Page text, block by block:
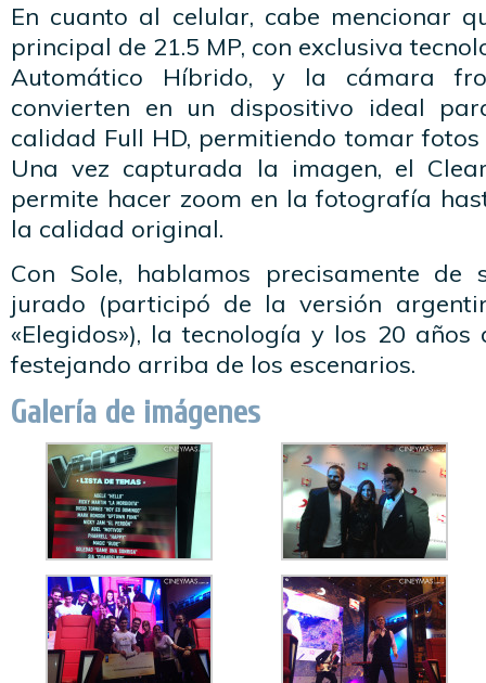
En cuanto al celular, cabe mencionar
principal de 21.5 MP, con exclusiva
Automático Híbrido, y la cámara
convierten en un dispositivo ideal
calidad Full HD, permitiendo tomar
Una vez capturada la imagen, el
permite hacer zoom en la fotografía
la calidad original.
Con Sole, hablamos precisamente de
jurado (participó de la versión
«Elegidos»), la tecnología y los 20
festejando arriba de los escenarios.
Galería de imágenes